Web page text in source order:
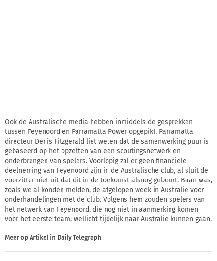
Ook de Australische media hebben inmiddels de gesprekken
tussen Feyenoord en Parramatta Power opgepikt. Parramatta
directeur Denis Fitzgerald liet weten dat de samenwerking puur is
gebaseerd op het opzetten van een scoutingsnetwerk en
onderbrengen van spelers. Voorlopig zal er geen financiele
deelneming van Feyenoord zijn in de Australische club, al sluit de
voorzitter niet uit dat dit in de toekomst alsnog gebeurt. Baan was,
zoals we al konden melden, de afgelopen week in Australie voor
onderhandelingen met de club. Volgens hem zouden spelers van
het netwerk van Feyenoord, die nog niet in aanmerking komen
voor het eerste team, wellicht tijdelijk naar Australie kunnen gaan.
Meer op Artikel in Daily Telegraph